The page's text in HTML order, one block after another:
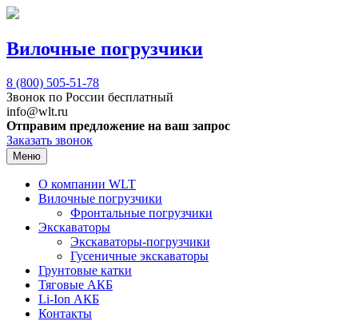
Вилочные погрузчики
8 (800) 505-51-78
Звонок по России бесплатный
info@wlt.ru
Отправим предложение на ваш запрос
Заказать звонок
Меню
О компании WLT
Вилочные погрузчики
Фронтальные погрузчики
Экскаваторы
Экскаваторы-погрузчики
Гусеничные экскаваторы
Грунтовые катки
Тяговые АКБ
Li-Ion АКБ
Контакты